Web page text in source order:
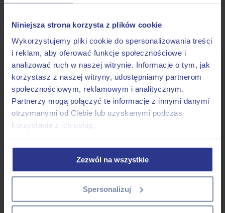
Niniejsza strona korzysta z plików cookie
Wykorzystujemy pliki cookie do spersonalizowania treści
i reklam, aby oferować funkcje społecznościowe i
analizować ruch w naszej witrynie. Informacje o tym, jak
korzystasz z naszej witryny, udostępniamy partnerom
społecznościowym, reklamowym i analitycznym.
Partnerzy mogą połączyć te informacje z innymi danymi
otrzymanymi od Ciebie lub uzyskanymi podczas
korzystania z ich usług.
Zezwól na wszystkie
Spersonalizuj
READ MORE